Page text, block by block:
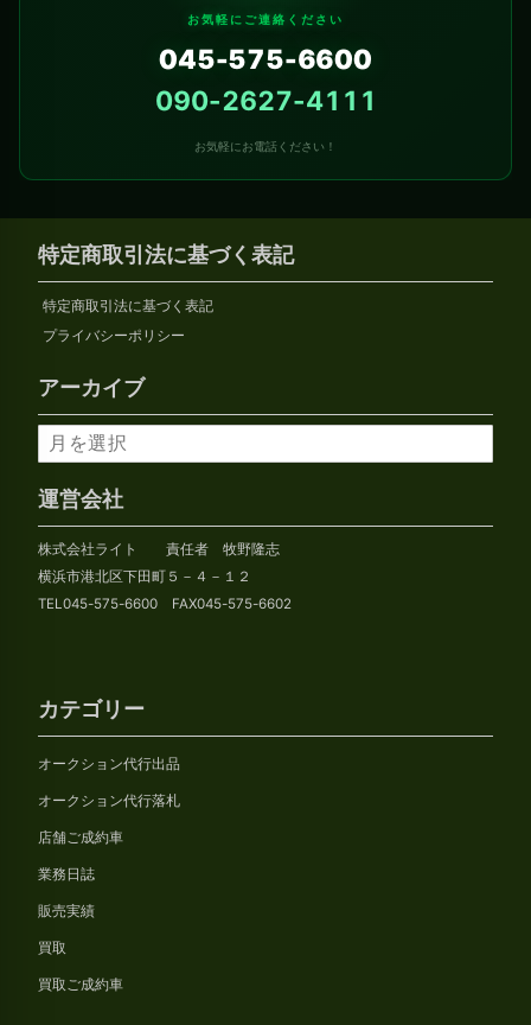
お気軽にご連絡ください
045-575-6600
090-2627-4111
お気軽にお電話ください！
特定商取引法に基づく表記
特定商取引法に基づく表記
プライバシーポリシー
アーカイブ
ア
ー
カ
イ
ブ
運営会社
株式会社ライト 責任者 牧野隆志
横浜市港北区下田町５－４－１２
TEL045-575-6600 FAX045-575-6602
カテゴリー
オークション代行出品
オークション代行落札
店舗ご成約車
業務日誌
販売実績
買取
買取ご成約車